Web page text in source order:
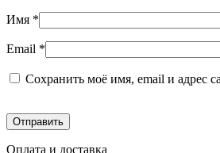
Имя *
Email *
Сохранить моё имя, email и адрес
Оплата и доставка